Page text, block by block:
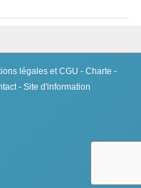
légales et CGU - Charte -
- Site d'information